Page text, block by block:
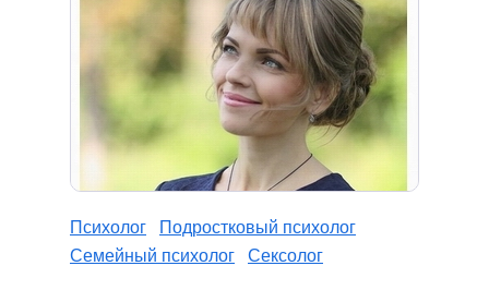
Психолог
Подростковый психолог
Семейный психолог
Сексолог